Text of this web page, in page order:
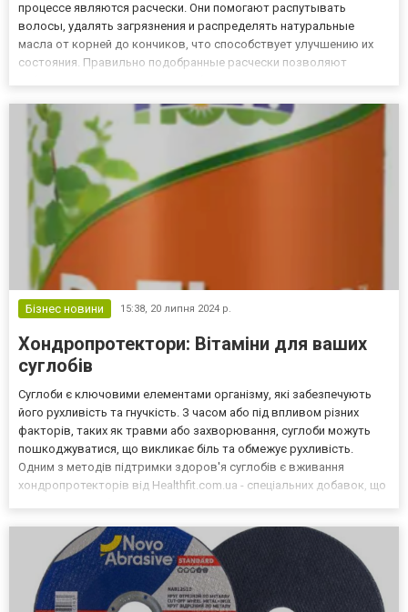
процессе являются расчески. Они помогают распутывать
волосы, удалять загрязнения и распределять натуральные
масла от корней до кончиков, что способствует улучшению их
состояния. Правильно подобранные расчески позволяют
каждая из которых...
Бізнес новини 15:38, 20 липня 2024 р.
Хондропротектори: Вітаміни для ваших
суглобів
Суглоби є ключовими елементами організму, які забезпечують
його рухливість та гнучкість. З часом або під впливом різних
факторів, таких як травми або захворювання, суглоби можуть
пошкоджуватися, що викликає біль та обмежує рухливість.
Одним з методів підтримки здоров'я суглобів є вживання
хондропротекторів від Healthfit.com.ua - спеціальних добавок, що